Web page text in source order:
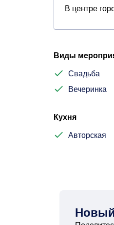
В центре
Виды
Свадьба
Вечеринка
Кухня
Авторская